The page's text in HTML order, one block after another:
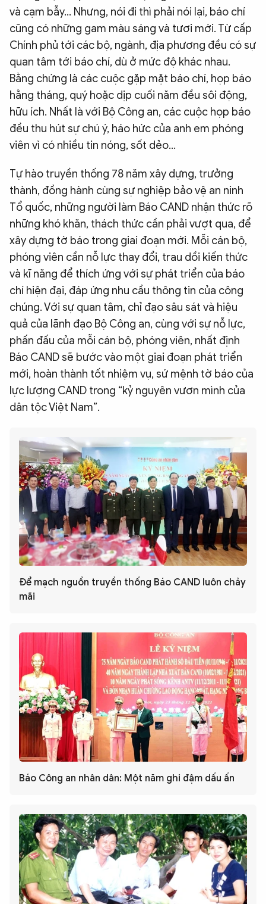
và cạm bẫy... Nhưng, nói đi thì phải nói lại, báo chí
cũng có những gam màu sáng và tươi mới. Từ cấp
Chính phủ tới các bộ, ngành, địa phương đều có sự
quan tâm tới báo chí, dù ở mức độ khác nhau.
Bằng chứng là các cuộc gặp mặt báo chí, họp báo
hằng tháng, quý hoặc dịp cuối năm đều sôi động,
hữu ích. Nhất là với Bộ Công an, các cuộc họp báo
đều thu hút sự chú ý, háo hức của anh em phóng
viên vì có nhiều tin nóng, sốt dẻo...
Tự hào truyền thống 78 năm xây dựng, trưởng
thành, đồng hành cùng sự nghiệp bảo vệ an ninh
Tổ quốc, những người làm Báo CAND nhận thức rõ
những khó khăn, thách thức cần phải vượt qua, để
xây dựng tờ báo trong giai đoạn mới. Mỗi cán bộ,
phóng viên cần nỗ lực thay đổi, trau dồi kiến thức
và kĩ năng để thích ứng với sự phát triển của báo
chí hiện đại, đáp ứng nhu cầu thông tin của công
chúng. Với sự quan tâm, chỉ đạo sâu sát và hiệu
quả của lãnh đạo Bộ Công an, cùng với sự nỗ lực,
phấn đấu của mỗi cán bộ, phóng viên, nhất định
Báo CAND sẽ bước vào một giai đoạn phát triển
mới, hoàn thành tốt nhiệm vụ, sứ mệnh tờ báo của
lực lượng CAND trong “kỷ nguyên vươn mình của
dân tộc Việt Nam”.
Để mạch nguồn truyền thống Báo CAND luôn chảy
mãi
Báo Công an nhân dân: Một năm ghi đậm dấu ấn